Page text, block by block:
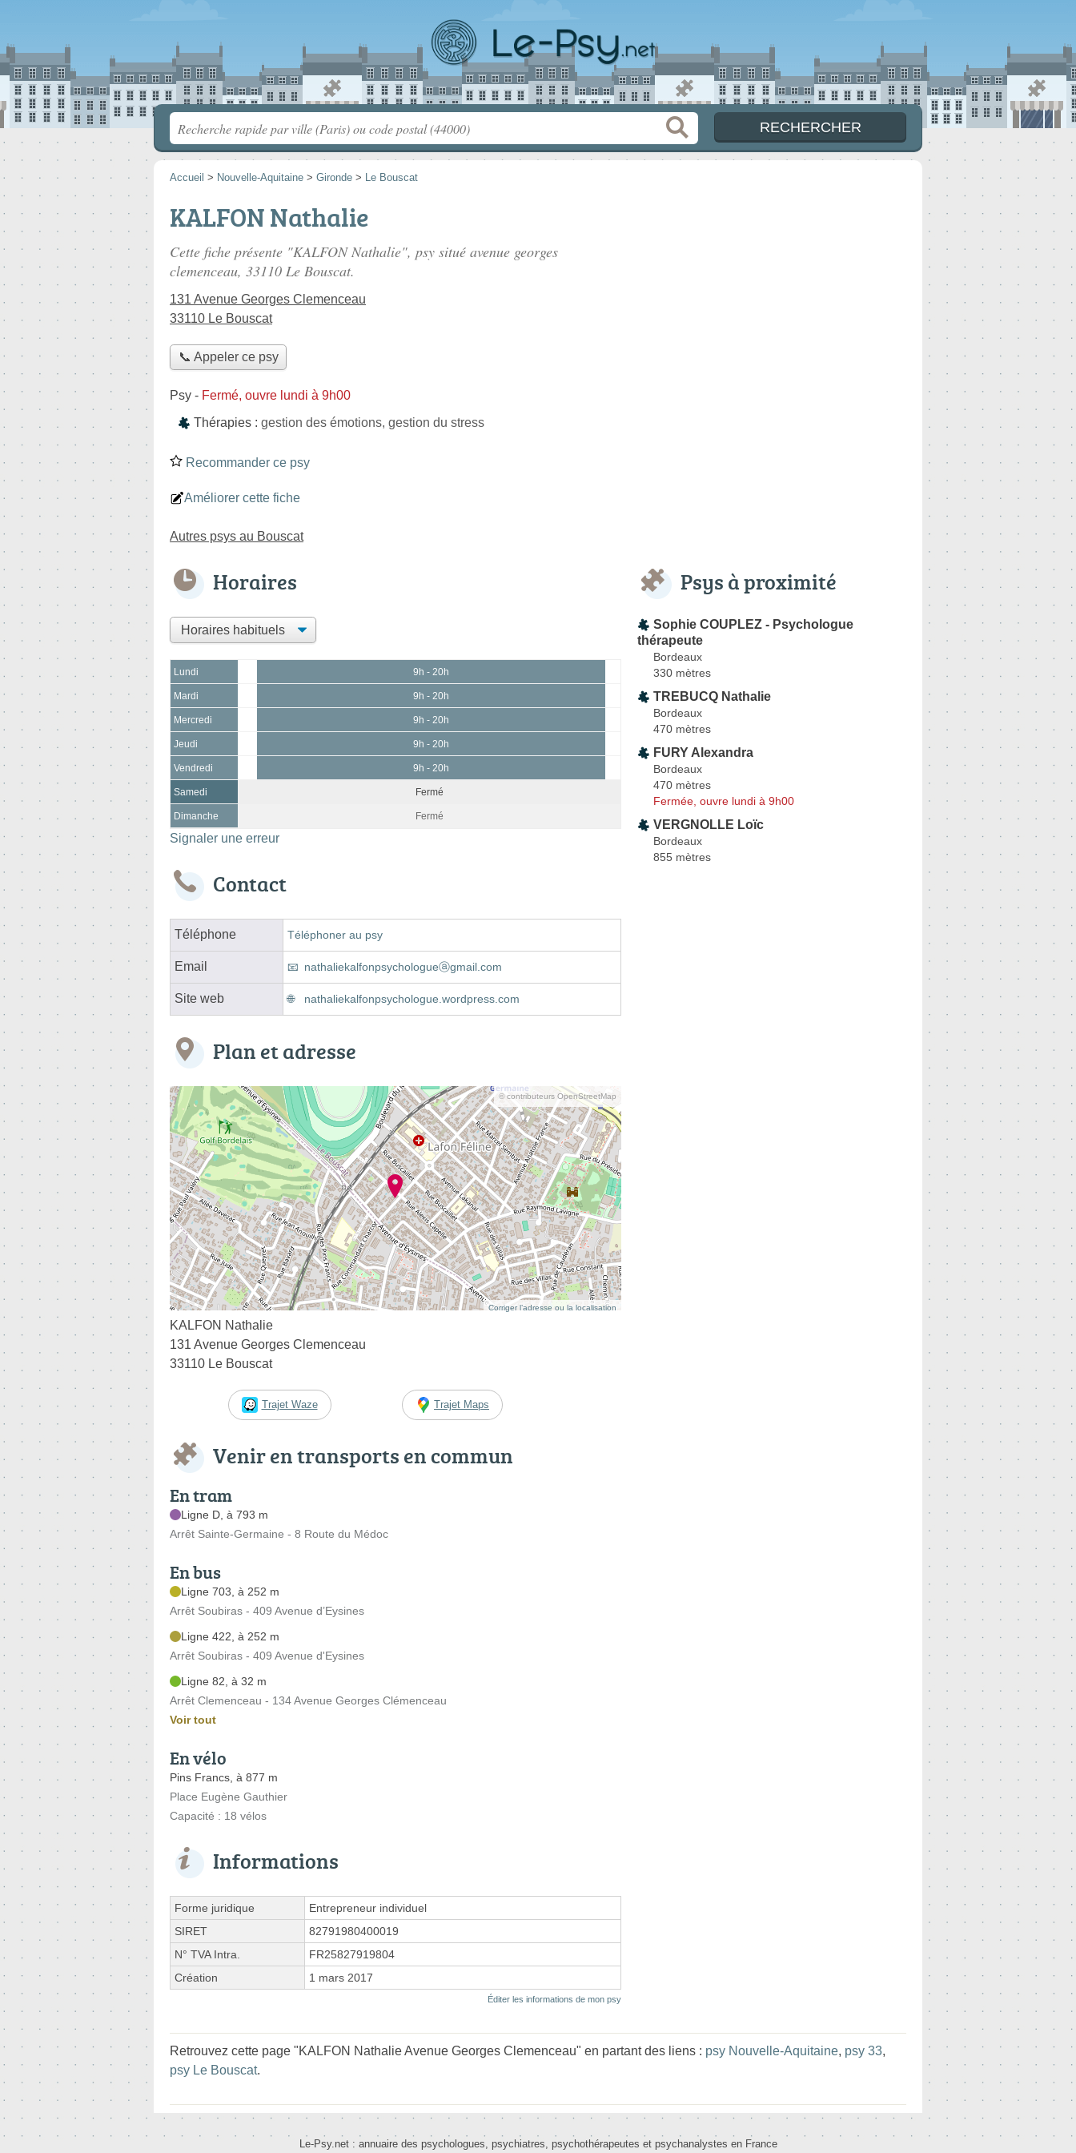
Accueil > Nouvelle-Aquitaine > Gironde > Le Bouscat
KALFON Nathalie
Cette fiche présente "KALFON Nathalie", psy situé avenue georges
clemenceau, 33110 Le Bouscat.
131 Avenue Georges Clemenceau
33110 Le Bouscat
📞 Appeler ce psy
Psy - Fermé, ouvre lundi à 9h00
Thérapies : gestion des émotions, gestion du stress
Recommander ce psy
Améliorer cette fiche
Autres psys au Bouscat
Horaires
Lundi 9h - 20h
Mardi 9h - 20h
Mercredi 9h - 20h
Jeudi 9h - 20h
Vendredi 9h - 20h
Samedi Fermé
Dimanche Fermé
Signaler une erreur
Contact
Téléphone Téléphoner au psy
Email nathaliekalfonpsychologueⓐgmail.com
Site web nathaliekalfonpsychologue.wordpress.com
Plan et adresse
© contributeurs OpenStreetMap
Corriger l’adresse ou la localisation
KALFON Nathalie
131 Avenue Georges Clemenceau
33110 Le Bouscat
Trajet Waze Trajet Maps
Venir en transports en commun
En tram
Ligne D, à 793 m
Arrêt Sainte-Germaine - 8 Route du Médoc
En bus
Ligne 703, à 252 m
Arrêt Soubiras - 409 Avenue d’Eysines
Ligne 422, à 252 m
Arrêt Soubiras - 409 Avenue d'Eysines
Ligne 82, à 32 m
Arrêt Clemenceau - 134 Avenue Georges Clémenceau
Voir tout
En vélo
Pins Francs, à 877 m
Place Eugène Gauthier
Capacité : 18 vélos
Informations
Forme juridique
Entrepreneur individuel
SIRET
82791980400019
N° TVA Intra.
FR25827919804
Création
1 mars 2017
Éditer les informations de mon psy
Psys à proximité
Sophie COUPLEZ - Psychologue
thérapeute
Bordeaux
330 mètres
TREBUCQ Nathalie
Bordeaux
470 mètres
FURY Alexandra
Bordeaux
470 mètres
Fermée, ouvre lundi à 9h00
VERGNOLLE Loïc
Bordeaux
855 mètres
Retrouvez cette page "KALFON Nathalie Avenue Georges Clemenceau" en partant des liens : psy Nouvelle-Aquitaine, psy 33,
psy Le Bouscat.
Le-Psy.net : annuaire des psychologues, psychiatres, psychothérapeutes et psychanalystes en France